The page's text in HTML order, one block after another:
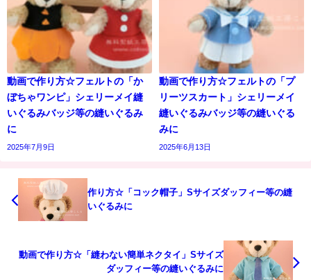
動画で作り方☆フェルトの「か
ぼちゃワンピ」シェリーメイ縫
いぐるみバッジ等の縫いぐるみ
に
2025年7月9日
動画で作り方☆フェルトの「プ
リーツスカート」シェリーメイ
縫いぐるみバッジ等の縫いぐる
みに
2025年6月13日
作り方☆「コック帽子」Sサイズダッフィー等の縫
いぐるみに
動画で作り方☆「縫わない簡単ネクタイ」Sサイズ
ダッフィー等の縫いぐるみに